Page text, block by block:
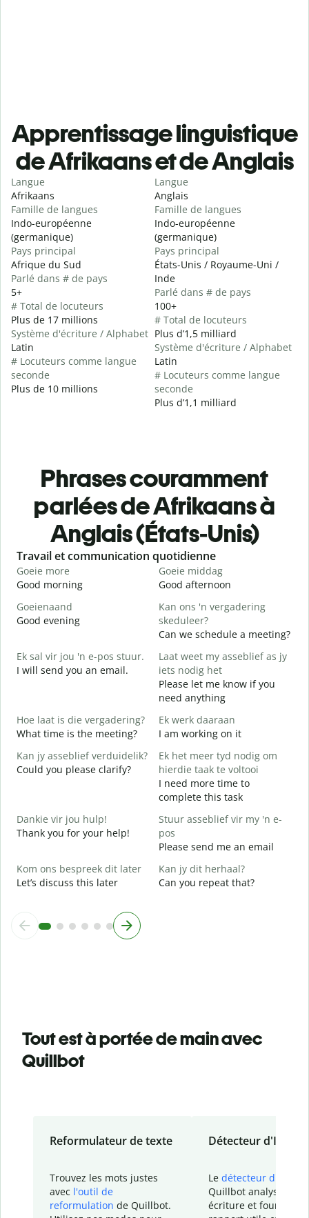
Apprentissage linguistique
de Afrikaans et de Anglais
Langue
Afrikaans
Famille de langues
Indo-européenne
(germanique)
Pays principal
Afrique du Sud
Parlé dans # de pays
5+
# Total de locuteurs
Plus de 17 millions
Système d'écriture / Alphabet
Latin
# Locuteurs comme langue
seconde
Plus de 10 millions
Langue
Anglais
Famille de langues
Indo-européenne
(germanique)
Pays principal
États-Unis / Royaume-Uni /
Inde
Parlé dans # de pays
100+
# Total de locuteurs
Plus d’1,5 milliard
Système d'écriture / Alphabet
Latin
# Locuteurs comme langue
seconde
Plus d’1,1 milliard
Phrases couramment
parlées de Afrikaans à
Anglais (États-Unis)
Slide 1 of 6
Travail et communication quotidienne
Goeie more
Good morning
Goeie middag
Good afternoon
Goeienaand
Good evening
Kan ons 'n vergadering
skeduleer?
Can we schedule a meeting?
Ek sal vir jou 'n e-pos stuur.
I will send you an email.
Laat weet my asseblief as jy
iets nodig het
Please let me know if you
need anything
Hoe laat is die vergadering?
What time is the meeting?
Ek werk daaraan
I am working on it
Kan jy asseblief verduidelik?
Could you please clarify?
Ek het meer tyd nodig om
hierdie taak te voltooi
I need more time to
complete this task
Dankie vir jou hulp!
Thank you for your help!
Stuur asseblief vir my 'n e-
pos
Please send me an email
Kom ons bespreek dit later
Let’s discuss this later
Kan jy dit herhaal?
Can you repeat that?
Tout est à portée de main avec
Quillbot
Reformulateur de texte
Trouvez les mots justes
avec l'outil de
reformulation de Quillbot.
Détecteur d'IA
Le détecteur d'IA
Quillbot analyse votre
écriture et fournit un